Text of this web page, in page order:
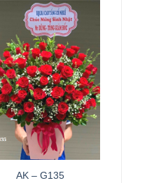
AK – G135